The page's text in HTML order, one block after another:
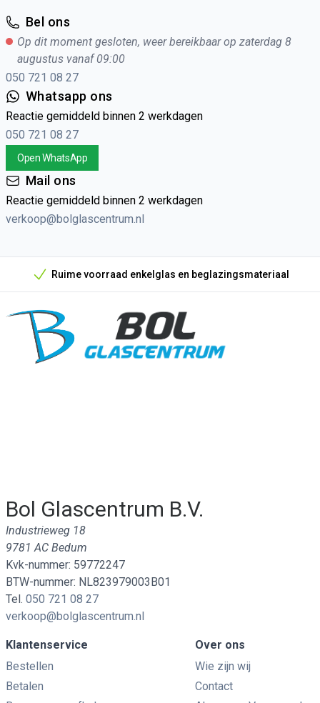
Bel ons
Op dit moment gesloten, weer bereikbaar op zaterdag 8
augustus vanaf 09:00
050 721 08 27
Whatsapp ons
Reactie gemiddeld binnen 2 werkdagen
050 721 08 27
Open WhatsApp
Mail ons
Reactie gemiddeld binnen 2 werkdagen
verkoop@bolglascentrum.nl
Onze unieke verkoopargumenten
Ruime voorraad enkelglas en beglazingsmateriaal
Bol Glascentrum B.V.
Industrieweg 18
9781 AC Bedum
Kvk-nummer: 59772247
BTW-nummer: NL823979003B01
Tel. 050 721 08 27
verkoop@bolglascentrum.nl
Klantenservice
Bestellen
Betalen
Over ons
Wie zijn wij
Contact